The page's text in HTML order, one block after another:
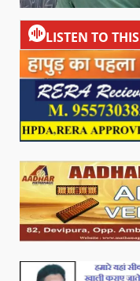
LISTEN TO THIS